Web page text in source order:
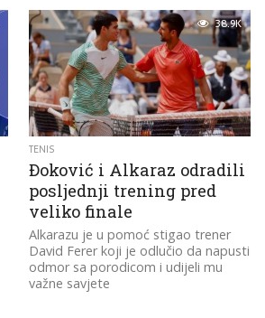
38.9K
TENIS
Đoković i Alkaraz odradili
posljednji trening pred
veliko finale
Alkarazu je u pomoć stigao trener
David Ferer koji je odlučio da napusti
odmor sa porodicom i udijeli mu
važne savjete